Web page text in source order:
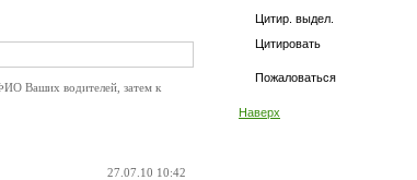
Цитир. выдел.
Цитировать
Пожаловаться
Наверх
Ваших водителей, затем к
27.07.10 10:42